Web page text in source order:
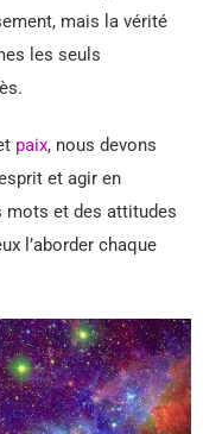
mais la vérité
les seuls
paix, nous devons
et agir en
mots et des attitudes
l’aborder chaque